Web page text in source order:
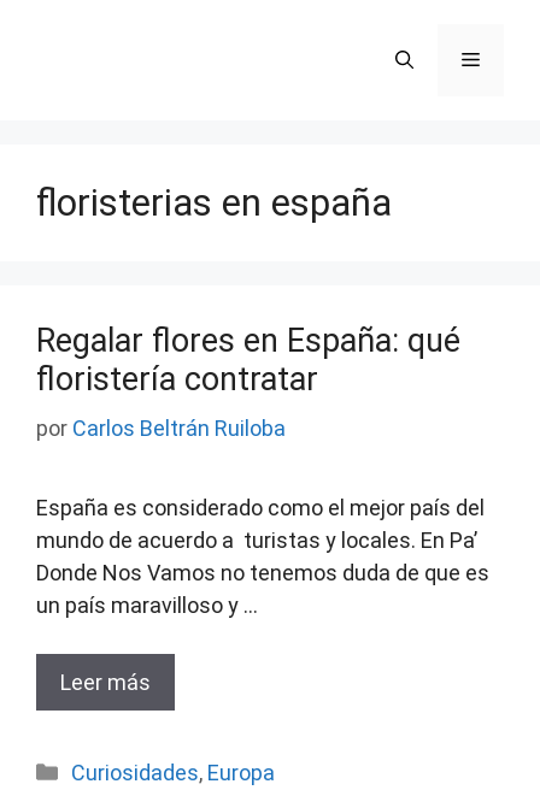
Menú
floristerias en españa
Regalar flores en España: qué
floristería contratar
por Carlos Beltrán Ruiloba
España es considerado como el mejor país del
mundo de acuerdo a turistas y locales. En Pa’
Donde Nos Vamos no tenemos duda de que es
un país maravilloso y …
Leer más
Categorías
Curiosidades, Europa